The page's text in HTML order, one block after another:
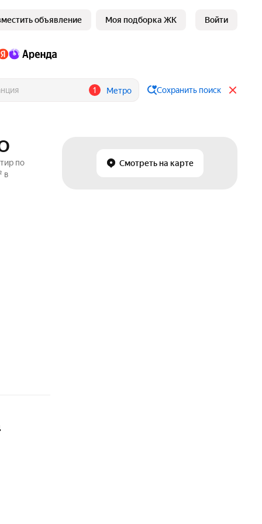
объявление Моя подборка ЖК Войти
1 Метро Сохранить поиск
Смотреть на карте
по
в